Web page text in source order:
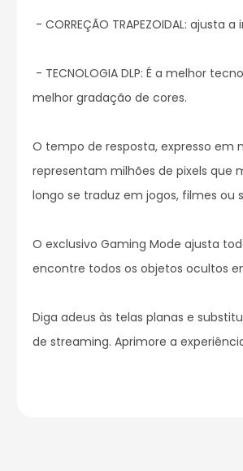
melhor gradação de cores.
O tempo de resposta, expresso em
representam milhões de pixels que
longo se traduz em jogos, filmes ou
O exclusivo Gaming Mode ajusta
encontre todos os objetos ocultos
Diga adeus às telas planas e
de streaming. Aprimore a